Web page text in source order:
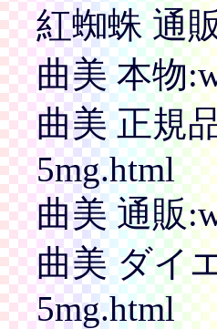
紅蜘蛛 通
曲美 本物
曲美 正規
5mg.html
曲美 通販
曲美 ダイ
5mg.html